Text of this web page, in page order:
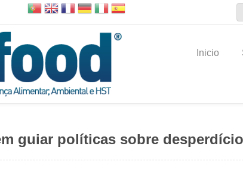
Inicio
guiar políticas sobre